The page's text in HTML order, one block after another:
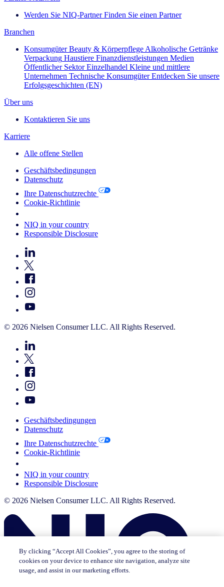
Werden Sie NIQ-Partner Finden Sie einen Partner
Branchen
Konsumgüter Beauty & Körperpflege Alkoholische Getränke
Verpackung Haustiere Finanzdienstleistungen Medien
Öffentlicher Sektor Einzelhandel Kleine und mittlere
Unternehmen Technische Konsumgüter Entdecken Sie unsere
Erfolgsgeschichten (EN)
Über uns
Kontaktieren Sie uns
Karriere
Alle offene Stellen
Geschäftsbedingungen
Datenschutz
Ihre Datenschutzrechte
Cookie-Richtlinie
NIQ in your country
Responsible Disclosure
© 2026 Nielsen Consumer LLC. All Rights Reserved.
Geschäftsbedingungen
Datenschutz
Ihre Datenschutzrechte
Cookie-Richtlinie
NIQ in your country
Responsible Disclosure
© 2026 Nielsen Consumer LLC. All Rights Reserved.
By clicking “Accept All Cookies”, you agree to the storing of
cookies on your device to enhance site navigation, analyze site
usage, and assist in our marketing efforts.